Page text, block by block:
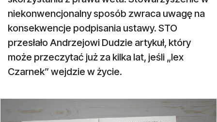
niekonwencjonalny sposób zwraca uwagę na
konsekwencje podpisania ustawy. STO
przesłało Andrzejowi Dudzie artykuł, który
może przeczytać już za kilka lat, jeśli „lex
Czarnek” wejdzie w życie.